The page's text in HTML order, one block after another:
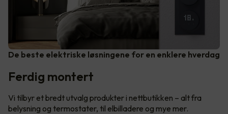
De beste elektriske løsningene for en enklere hverdag
Ferdig montert
Vi tilbyr et bredt utvalg produkter i nettbutikken – alt fra
belysning og termostater, til elbilladere og mye mer.